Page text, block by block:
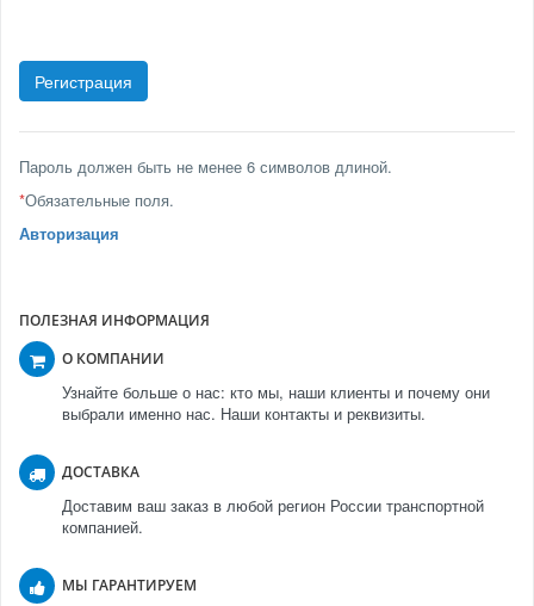
Пароль должен быть не менее 6 символов длиной.
*Обязательные поля.
Авторизация
ПОЛЕЗНАЯ ИНФОРМАЦИЯ
О КОМПАНИИ
Узнайте больше о нас: кто мы, наши клиенты и почему они
выбрали именно нас. Наши контакты и реквизиты.
ДОСТАВКА
Доставим ваш заказ в любой регион России транспортной
компанией.
МЫ ГАРАНТИРУЕМ